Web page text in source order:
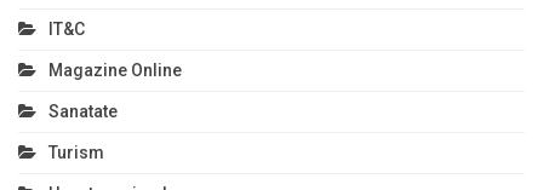
IT&C
Magazine Online
Sanatate
Turism